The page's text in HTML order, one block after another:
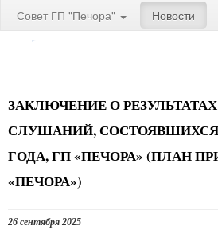
Совет ГП "Печора" Новости
ЗАКЛЮЧЕНИЕ О
СЛУШАНИЙ, СОСТОЯВШИХСЯ
ГОДА, ГП «ПЕЧОРА» (ПЛАН
«ПЕЧОРА»)
26 сентября 2025